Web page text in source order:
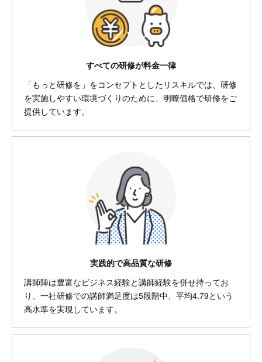
すべての研修が料金一律
「もっと研修を」をコンセプトとしたリスキルでは、研修
を実施しやすい環境づくりのために、明瞭価格で研修をご
提供しています。
実践的で高品質な研修
講師陣は豊富なビジネス経験と講師経験を併せ持ってお
り、一社研修での講師満足度は5段階中、平均4.79という
高水準を実現しています。